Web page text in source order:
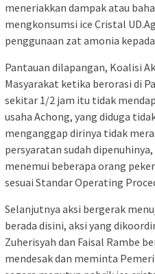
meneriakkan dampak atau
mengkonsumsi ice Cristal
penggunaan zat amonia
Pantauan dilapangan, Koalisi
Masyarakat ketika berorasi di
sekitar 1/2 jam itu tidak
usaha Achong, yang diduga
menganggap dirinya tidak
persyaratan sudah
menemui beberapa orang
sesuai Standar Operating
Selanjutnya aksi bergerak
berada disini, aksi yang
Zuherisyah dan Faisal Rambe
mendesak dan meminta